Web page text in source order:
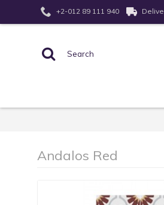
+2-012 89 111 940
Andalos Red